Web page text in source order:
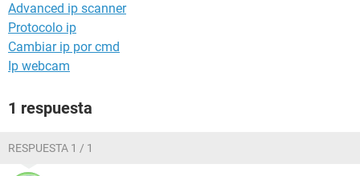
Advanced ip scanner
Protocolo ip
Cambiar ip por cmd
Ip webcam
1 respuesta
RESPUESTA 1 / 1